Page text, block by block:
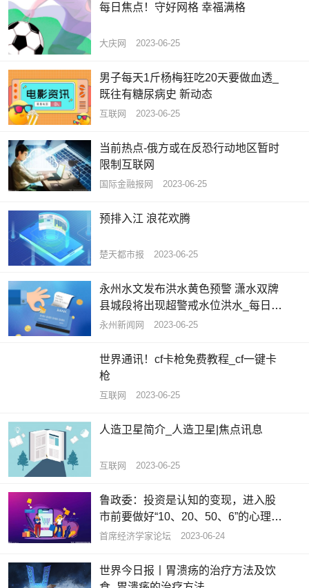
每日焦点！守好网格 幸福满格
大庆网 2023-06-25
男子每天1斤杨梅狂吃20天要做血透_
既往有糖尿病史 新动态
互联网 2023-06-25
当前热点-俄方或在反恐行动地区暂时
限制互联网
国际金融报网 2023-06-25
预排入江 浪花欢腾
楚天都市报 2023-06-25
永州水文发布洪水黄色预警 潇水双牌
县城段将出现超警戒水位洪水_每日播
报
永州新闻网 2023-06-25
世界通讯！cf卡枪免费教程_cf一键卡
枪
互联网 2023-06-25
人造卫星简介_人造卫星|焦点讯息
互联网 2023-06-25
鲁政委：投资是认知的变现，进入股
市前要做好“10、20、50、6”的心理建
设
首席经济学家论坛 2023-06-24
世界今日报丨胃溃疡的治疗方法及饮